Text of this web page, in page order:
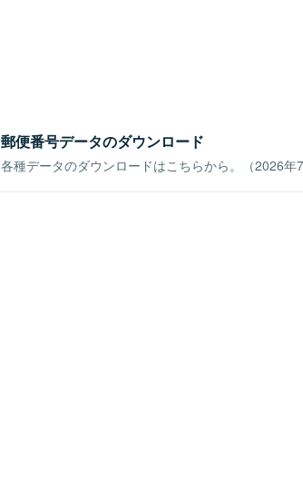
郵便番号データのダウンロード
各種データのダウンロードはこちらから。（2026年7